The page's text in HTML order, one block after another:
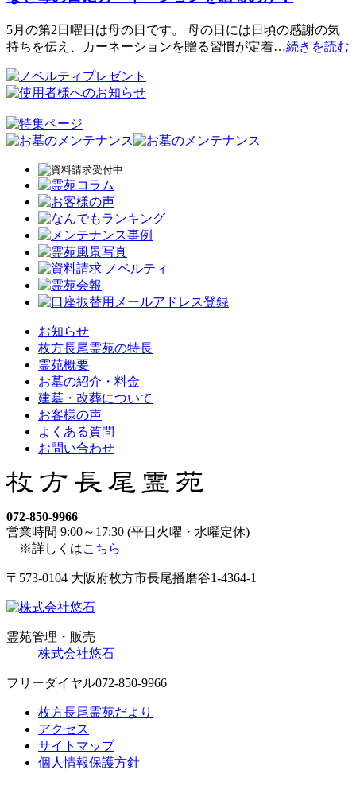
5月の第2日曜日は母の日です。 母の日には日頃の感謝の気
持ちを伝え、カーネーションを贈る習慣が定着…続きを読む
お知らせ
枚方長尾霊苑の特長
霊苑概要
お墓の紹介・料金
建墓・改葬について
お客様の声
よくある質問
お問い合わせ
072-850-9966
営業時間 9:00～17:30 (平日火曜・水曜定休)
※詳しくはこちら
〒573-0104 大阪府枚方市長尾播磨谷1-4364-1
霊苑管理・販売
株式会社悠石
フリーダイヤル072-850-9966
枚方長尾霊苑だより
アクセス
サイトマップ
個人情報保護方針